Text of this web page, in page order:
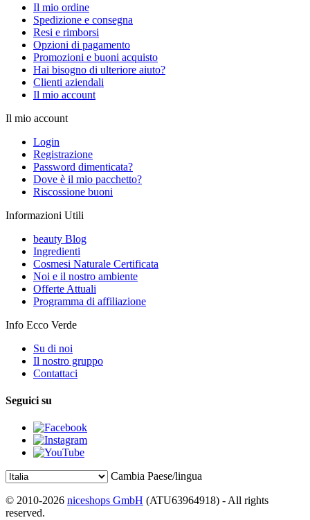
Il mio ordine
Spedizione e consegna
Resi e rimborsi
Opzioni di pagamento
Promozioni e buoni acquisto
Hai bisogno di ulteriore aiuto?
Clienti aziendali
Il mio account
Il mio account
Login
Registrazione
Password dimenticata?
Dove è il mio pacchetto?
Riscossione buoni
Informazioni Utili
beauty Blog
Ingredienti
Cosmesi Naturale Certificata
Noi e il nostro ambiente
Offerte Attuali
Programma di affiliazione
Info Ecco Verde
Su di noi
Il nostro gruppo
Contattaci
Seguici su
Cambia Paese/lingua
© 2010-2026 niceshops GmbH (ATU63964918) - All rights
reserved.